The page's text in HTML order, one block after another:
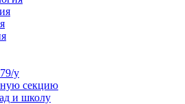
у
секцию
и школу